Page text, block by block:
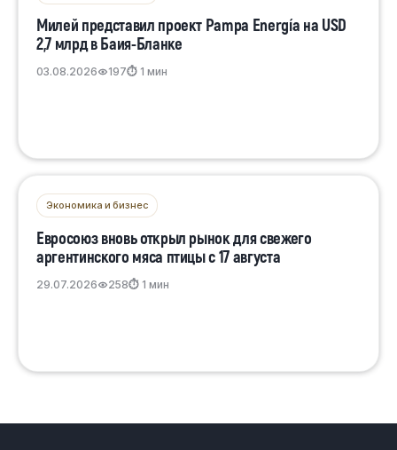
Милей представил проект Pampa Energía на USD
2,7 млрд в Баия-Бланке
03.08.2026 197⏱ 1 мин
Экономика и бизнес
Евросоюз вновь открыл рынок для свежего
аргентинского мяса птицы с 17 августа
29.07.2026 258⏱ 1 мин